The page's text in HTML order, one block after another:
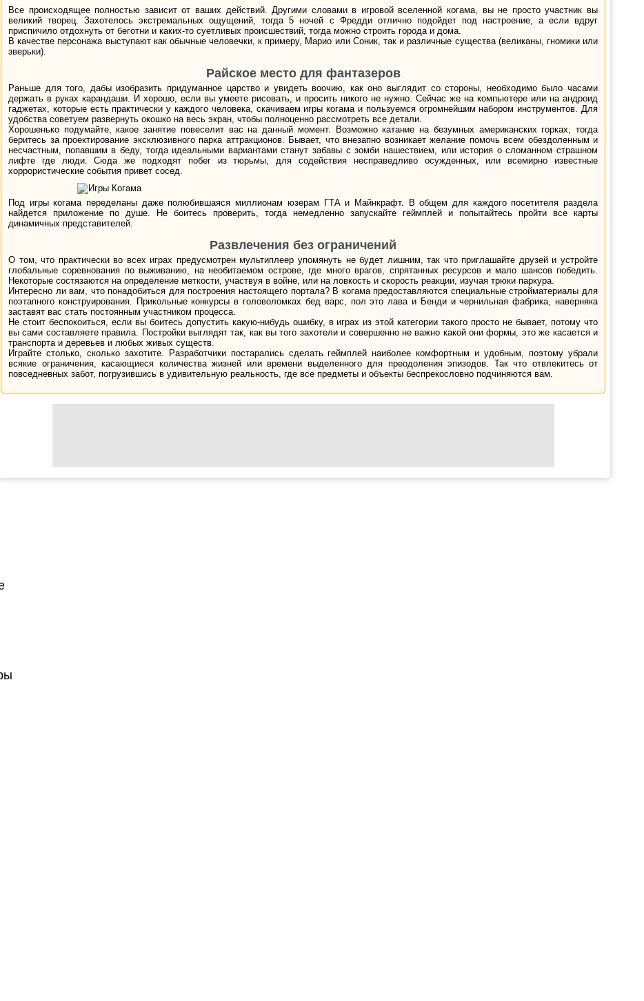
Все происходящее полностью зависит от ваших действий. Другими словами в игровой вселенной когама, вы не просто участник вы
великий творец. Захотелось экстремальных ощущений, тогда 5 ночей с Фредди отлично подойдет под настроение, а если вдруг
приспичило отдохнуть от беготни и каких-то суетливых происшествий, тогда можно строить города и дома.
В качестве персонажа выступают как обычные человечки, к примеру, Марио или Соник, так и различные существа (великаны, гномики или
зверьки).
Райское место для фантазеров
Раньше для того, дабы изобразить придуманное царство и увидеть воочию, как оно выглядит со стороны, необходимо было часами
держать в руках карандаши. И хорошо, если вы умеете рисовать, и просить никого не нужно. Сейчас же на компьютере или на андроид
гаджетах, которые есть практически у каждого человека, скачиваем игры когама и пользуемся огромнейшим набором инструментов. Для
удобства советуем развернуть окошко на весь экран, чтобы полноценно рассмотреть все детали.
Хорошенько подумайте, какое занятие повеселит вас на данный момент. Возможно катание на безумных американских горках, тогда
беритесь за проектирование эксклюзивного парка аттракционов. Бывает, что внезапно возникает желание помочь всем обездоленным и
несчастным, попавшим в беду, тогда идеальными вариантами станут забавы с зомби нашествием, или история о сломанном страшном
лифте где люди. Сюда же подходят побег из тюрьмы, для содействия несправедливо осужденных, или всемирно известные
хоррористические события привет сосед.
Под игры когама переделаны даже полюбившаяся миллионам юзерам ГТА и Майнкрафт. В общем для каждого посетителя раздела
найдется приложение по душе. Не боитесь проверить, тогда немедленно запускайте геймплей и попытайтесь пройти все карты
динамичных представителей.
Развлечения без ограничений
О том, что практически во всех играх предусмотрен мультиплеер упомянуть не будет лишним, так что приглашайте друзей и устройте
глобальные соревнования по выживанию, на необитаемом острове, где много врагов, спрятанных ресурсов и мало шансов победить.
Некоторые состязаются на определение меткости, участвуя в войне, или на ловкость и скорость реакции, изучая трюки паркура.
Интересно ли вам, что понадобиться для построения настоящего портала? В когама предоставляются специальные стройматериалы для
поэтапного конструирования. Прикольные конкурсы в головоломках бед варс, пол это лава и Бенди и чернильная фабрика, наверняка
заставят вас стать постоянным участником процесса.
Не стоит беспокоиться, если вы боитесь допустить какую-нибудь ошибку, в играх из этой категории такого просто не бывает, потому что
вы сами составляете правила. Постройки выглядят так, как вы того захотели и совершенно не важно какой они формы, это же касается и
транспорта и деревьев и любых живых существ.
Играйте столько, сколько захотите. Разработчики постарались сделать геймплей наиболее комфортным и удобным, поэтому убрали
всякие ограничения, касающиеся количества жизней или времени выделенного для преодоления эпизодов. Так что отвлекитесь от
повседневных забот, погрузившись в удивительную реальность, где все предметы и объекты беспрекословно подчиняются вам.